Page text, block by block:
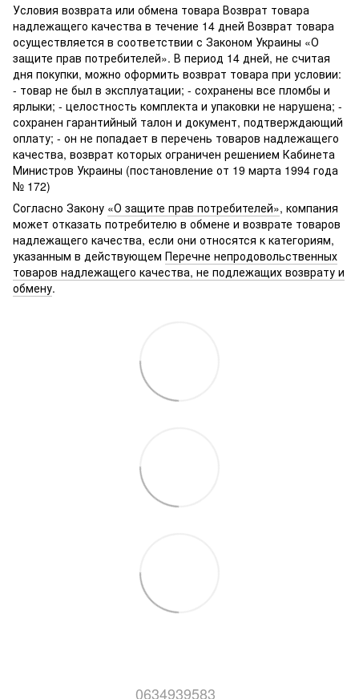
Условия возврата или обмена товара Возврат товара
надлежащего качества в течение 14 дней Возврат товара
осуществляется в соответствии с Законом Украины «О
защите прав потребителей». В период 14 дней, не считая
дня покупки, можно оформить возврат товара при условии:
- товар не был в эксплуатации; - сохранены все пломбы и
ярлыки; - целостность комплекта и упаковки не нарушена; -
сохранен гарантийный талон и документ, подтверждающий
оплату; - он не попадает в перечень товаров надлежащего
качества, возврат которых ограничен решением Кабинета
Министров Украины (постановление от 19 марта 1994 года
№ 172)
Согласно Закону «О защите прав потребителей», компания
может отказать потребителю в обмене и возврате товаров
надлежащего качества, если они относятся к категориям,
указанным в действующем Перечне непродовольственных
товаров надлежащего качества, не подлежащих возврату и
обмену.
0634939583